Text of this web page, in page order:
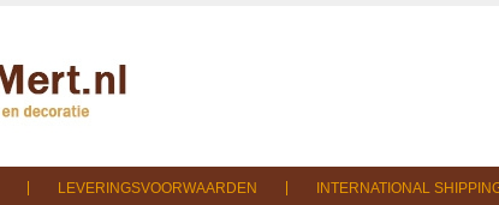
LEVERINGSVOORWAARDEN INTERNATIONAL